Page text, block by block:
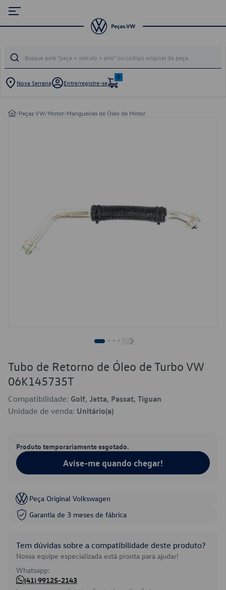
Nova Serrana Entre/registre-se
0
/Peças VW/Motor/Mangueiras de Óleo de Motor
Tubo de Retorno de Óleo de Turbo VW
06K145735T
Compatibilidade: Golf, Jetta, Passat, Tiguan
Unidade de venda: Unitário(a)
Produto temporariamente esgotado.
Avise-me quando chegar!
Peça Original Volkswagen
Garantia de 3 meses de fábrica
Tem dúvidas sobre a compatibilidade deste produto?
Nossa equipe especializada está pronta para ajudar!
Whatsapp:
(41) 99125-2143